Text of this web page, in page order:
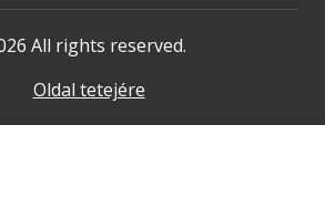
All rights reserved.
Oldal tetejére